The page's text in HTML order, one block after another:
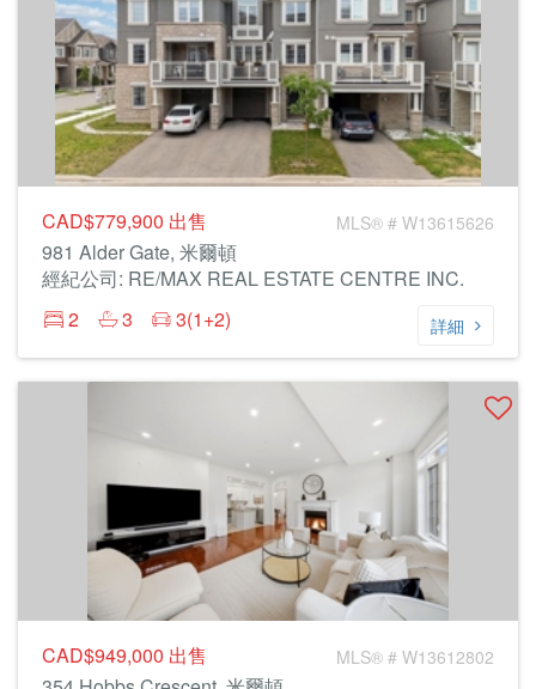
CAD$779,900 出售 MLS® # W13615626
981 Alder Gate, 米爾頓
經紀公司: RE/MAX REAL ESTATE CENTRE INC.
2
3 3(1+2) 詳細
CAD$949,000 出售 MLS® # W13612802